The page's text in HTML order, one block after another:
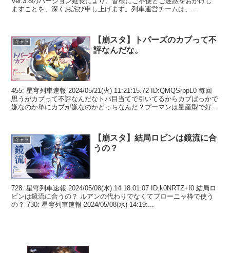
ますことを、深くお詫び申し上げます。列車運営チームは、
キャラ
【崩スタ】トパーズのカブって不
評なんだな。
455: 星穹列車速報 2024/05/21(火) 11:21:15.72 ID:QMQSrppL0 毎回
思うがカブって不評なんだなトパ目当てで引いてるからカブばっかで
嫌なのか単にカブが嫌なのかどっちなんだ？プーマンは量産型で好き
キャラ
【崩スタ】結局ロビンは鏡流に合
うの？
728: 星穹列車速報 2024/05/08(水) 14:18:01.07 ID:k0NRTZ+f0 結局ロ
ビンは鏡流に合うの？ ルアンの代わりでなくてブローニャ枠で使う
の？ 730: 星穹列車速報 2024/05/08(水) 14:19:...